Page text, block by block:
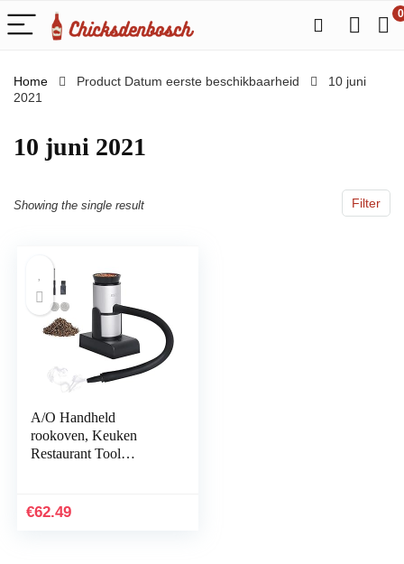
0
Home Product Datum eerste beschikbaarheid
10 juni
2021
10 juni 2021
Filter
Showing the single result
A/O Handheld
rookoven, Keuken
Restaurant Tool
Cocktails Roker,
€62.49